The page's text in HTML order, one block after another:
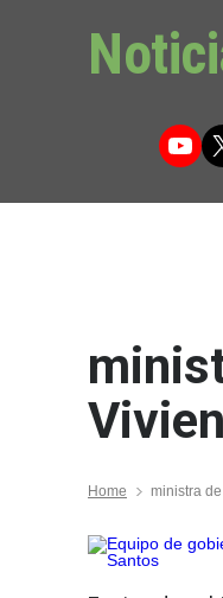
Home ministra